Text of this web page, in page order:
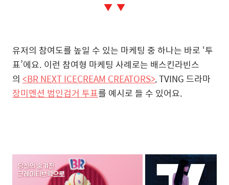
▼ ▼
유저의 참여도를 높일 수 있는 마케팅 중 하나는 바로 ‘투
표’에요. 이런 참여형 마케팅 사례로는 배스킨라빈스
의 <BR NEXT ICECREAM CREATORS>, TVING 드라마
장미멘션 범인검거 투표를 예시로 들 수 있어요.